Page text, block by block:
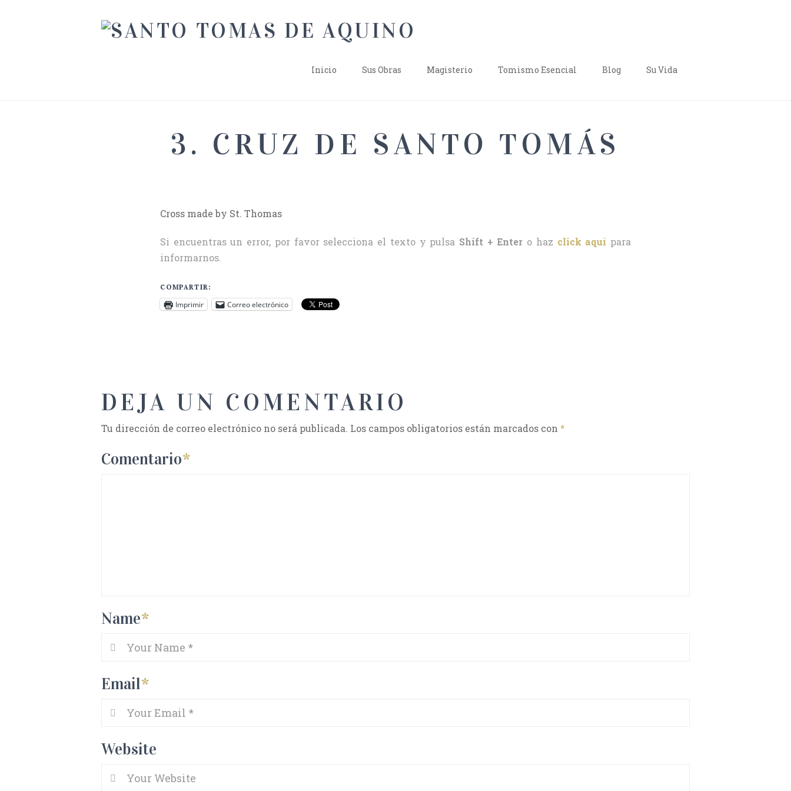
Inicio Sus Obras Magisterio Tomismo Esencial Blog Su Vida
3. CRUZ DE SANTO TOMÁS
Cross made by St. Thomas
Si encuentras un error, por favor selecciona el texto y pulsa Shift + Enter o haz click aquí para
informarnos.
COMPARTIR:
Imprimir Correo electrónico
DEJA UN COMENTARIO
Tu dirección de correo electrónico no será publicada. Los campos obligatorios están marcados con *
Comentario*
Name*
Email*
Website